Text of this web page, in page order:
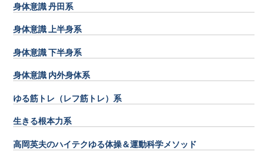
身体意識 丹田系
身体意識 上半身系
身体意識 下半身系
身体意識 内外身体系
ゆる筋トレ（レフ筋トレ）系
生きる根本力系
高岡英夫のハイテクゆる体操＆運動科学メソッド